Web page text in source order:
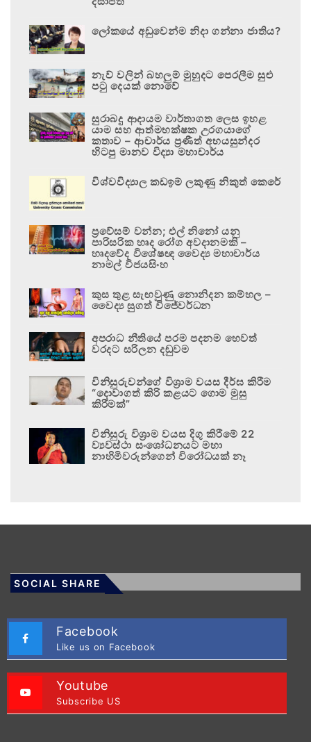
ලෝකයේ අඩුවෙන්ම නිදා ගන්නා ජාතිය?
නැව් වලින් බහලුම් මුහුදට පෙරලීම සුළු
පටු දෙයක් නොවේ
සුරාබදු ආදායම වාර්තාගත ලෙස ඉහළ
යාම සහ ආත්මභක්ෂක උරගයාගේ
කතාව – ආචාර්ය ප්‍රණීත් අභයසුන්දර
හිටපු මානව විද්‍යා මහාචාර්ය
විශ්වවිද්‍යාල කඩඉම් ලකුණු නිකුත් කෙරේ
ප්‍රවේසම් වන්න; එල් නිනෝ යනු
පාරිසරික හෘද රෝග අවදානමකි –
හෘදවේද විශේෂඥ වෛද්‍ය මහාචාර්ය
නාමල් විජයසිංහ
කුස තුළ සැඟවුණු නොනිදන කම්හල –
වෛද්‍ය සුගත් විජේවර්ධන
අපරාධ නීතියේ පරම පදනම හෙවත්
වරදට සරිලන දඬුවම
විනිසුරුවන්ගේ විශ්‍රාම වයස දීර්ඝ කිරීම
“දොවාගත් කිරි කළයට ගොම මුසු
කිරීමක්”
විනිසුරු විශ්‍රාම වයස දිගු කිරීමේ 22
ව්‍යවස්ථා සංශෝධනයට මහා
නාහිමිවරුන්ගෙන් විරෝධයක් නෑ
SOCIAL SHARE
Facebook
Like us on Facebook
Youtube
Subscribe US